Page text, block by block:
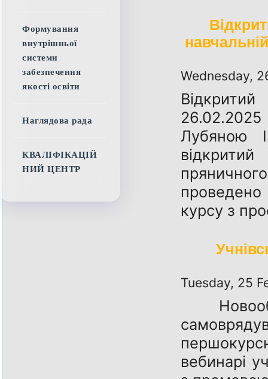
Wednesday,
Лубяною
курсу з
Tuesday, 25
вебинарі
Формування
внутрішньої
системи
забезпечення
якості освіти
Наглядова рада
КВАЛІФІКАЦІЙ
НИЙ ЦЕНТР